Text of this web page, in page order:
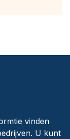
vinden
U kunt